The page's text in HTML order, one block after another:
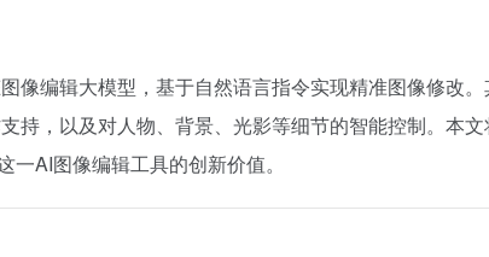
像编辑大模型，基于自然语言指令实现精准图像修改
持，以及对人物、背景、光影等细节的智能控制。本
AI图像编辑工具的创新价值。